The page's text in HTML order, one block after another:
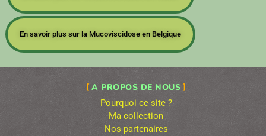
En savoir plus sur la Mucoviscidose en Belgique
A PROPOS DE NOUS
Pourquoi ce site ?
Ma collection
Nos partenaires